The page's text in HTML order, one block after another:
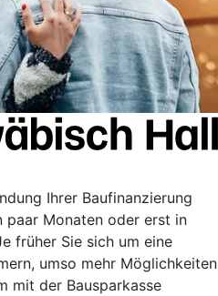
Ihrer Baufinanzierung
paar Monaten oder erst in
früher Sie sich um eine
umso mehr Möglichkeiten
mit der Bausparkasse